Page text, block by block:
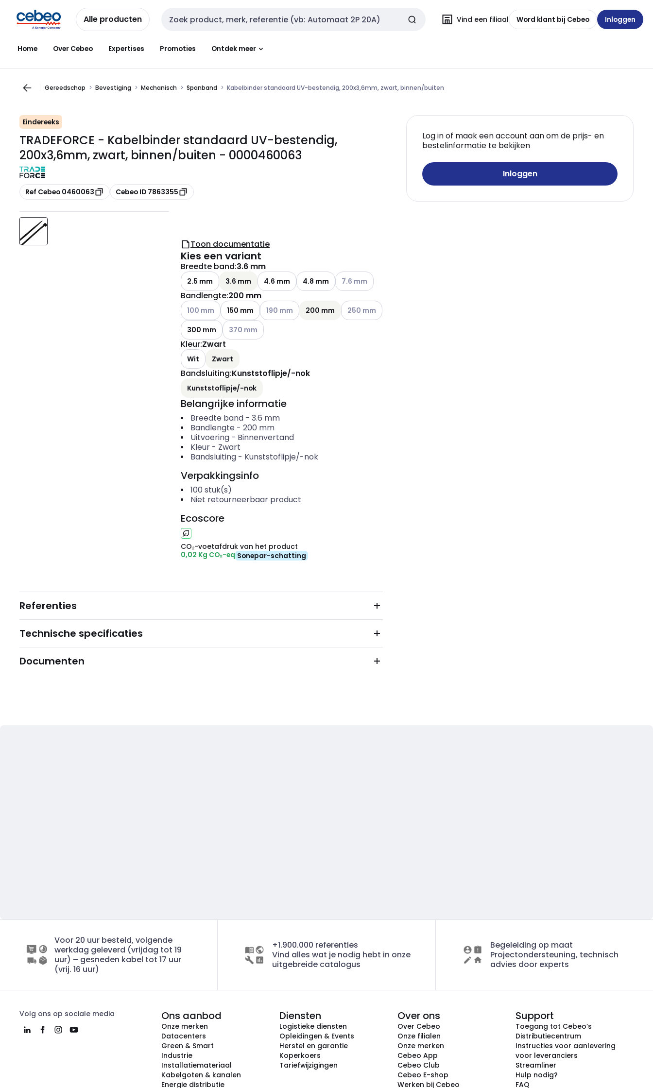
naar
navigatie
naar
inhoud
Alle producten Zoekveld invoer Vind een filiaal Word klant bij Cebeo Inloggen
Home Over Cebeo Expertises Promoties Ontdek meer
Gereedschap Bevestiging Mechanisch Spanband Kabelbinder standaard UV-bestendig, 200x3,6mm, zwart, binnen/buiten
Eindereeks
TRADEFORCE - Kabelbinder standaard UV-bestendig,
200x3,6mm, zwart, binnen/buiten - 0000460063
Kopiëren
Ref Cebeo 0460063 Kopiëren
Cebeo ID 7863355
Log in of maak een account aan om de prijs- en
bestelinformatie te bekijken
Inloggen
Toon documentatie
Kies een variant
Breedte band:3.6 mm
2.5 mm 3.6 mm 4.6 mm 4.8 mm Andere varianten (Huidige combinatie niet mogelijk)
7.6 mm
Bandlengte:200 mm
Andere varianten (Huidige combinatie niet mogelijk)
100 mm 150 mm Andere varianten (Huidige combinatie niet mogelijk)
190 mm 200 mm Andere varianten (Huidige combinatie niet mogelijk)
250 mm
300 mm
Andere varianten (Huidige combinatie niet mogelijk)
370 mm
Kleur:Zwart
Wit Zwart
Bandsluiting:Kunststoflipje/-nok
Kunststoflipje/-nok
Belangrijke informatie
Breedte band- 3.6 mm
Bandlengte - 200 mm
Uitvoering- Binnenvertand
Kleur- Zwart
Bandsluiting- Kunststoflipje/-nok
Verpakkingsinfo
100 stuk(s)
Niet retourneerbaar product
Ecoscore
CO₂-voetafdruk van het product
0,02 Kg CO₂-eq Sonepar-schatting
Referenties
Technische specificaties
Documenten
Voor 20 uur besteld, volgende
werkdag geleverd (vrijdag tot 19
uur) – gesneden kabel tot 17 uur
(vrij. 16 uur)
+1.900.000 referenties
Vind alles wat je nodig hebt in onze
uitgebreide catalogus
Begeleiding op maat
Projectondersteuning, technisch
advies door experts
Volg ons op sociale media Ons aanbod
Onze merken
Datacenters
Green & Smart
Industrie
Installatiemateriaal
Kabelgoten & kanalen
Energie distributie
Diensten
Logistieke diensten
Opleidingen & Events
Herstel en garantie
Koperkoers
Tariefwijzigingen
Over ons
Over Cebeo
Onze filialen
Onze merken
Cebeo App
Cebeo Club
Cebeo E-shop
Werken bij Cebeo
Support
Toegang tot Cebeo’s
Distributiecentrum
Instructies voor aanlevering
voor leveranciers
Streamliner
Hulp nodig?
FAQ